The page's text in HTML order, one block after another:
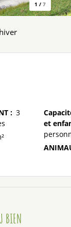
1 / 7
: 3
et
BIEN